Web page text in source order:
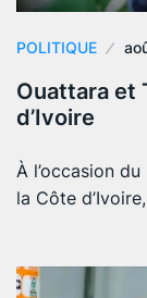
POLITIQUE
Ouattara et
d’Ivoire
À l’occasion
la Côte